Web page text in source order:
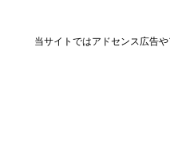
当サイトではアドセンス広告